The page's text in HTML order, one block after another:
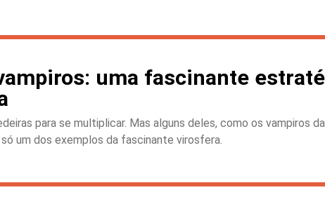
uma fascinante
para se multiplicar. Mas alguns deles, como os vampiros
um dos exemplos da fascinante virosfera.